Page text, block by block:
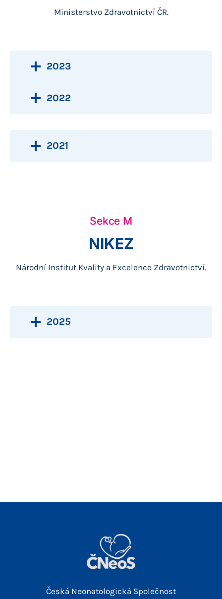
Ministerstvo Zdravotnictví ČR.
2023
2022
2021
Sekce M
NIKEZ
Národní Institut Kvality a Excelence Zdravotnictví.
2025
Česká Neonatologická Společnost